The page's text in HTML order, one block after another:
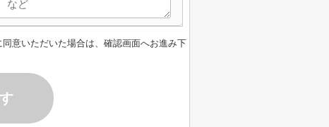
意いただいた場合は、確認画面へお進み下